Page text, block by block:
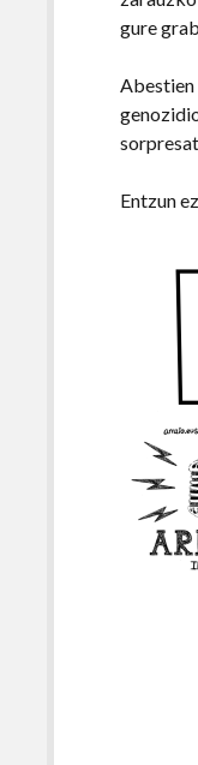
gure
Abestien
Entzun